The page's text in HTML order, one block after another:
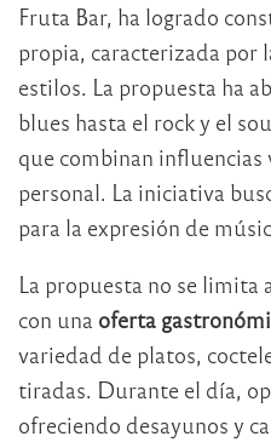
Fruta Bar, ha logrado
propia, caracterizada por
estilos. La propuesta ha
blues hasta el rock y el
que combinan influencias
personal. La iniciativa
para la expresión de
La propuesta no se limita
con una oferta
variedad de platos,
tiradas. Durante el día,
ofreciendo desayunos y